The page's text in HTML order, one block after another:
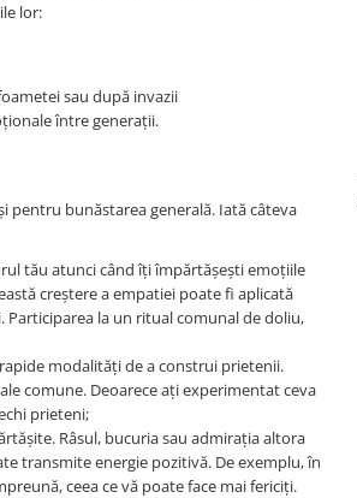
lor:
sau după invazii
între generații.
pentru bunăstarea generală. Iată câteva
tău atunci când îți împărtășești emoțiile
creștere a empatiei poate fi aplicată
la un ritual comunal de doliu,
modalități de a construi prietenii.
comune. Deoarece ați experimentat ceva
prieteni;
Râsul, bucuria sau admirația altora
transmite energie pozitivă. De exemplu, în
ceea ce vă poate face mai fericiți.